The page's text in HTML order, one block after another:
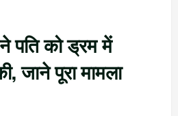
पति को ड्रम में
जाने पूरा मामला